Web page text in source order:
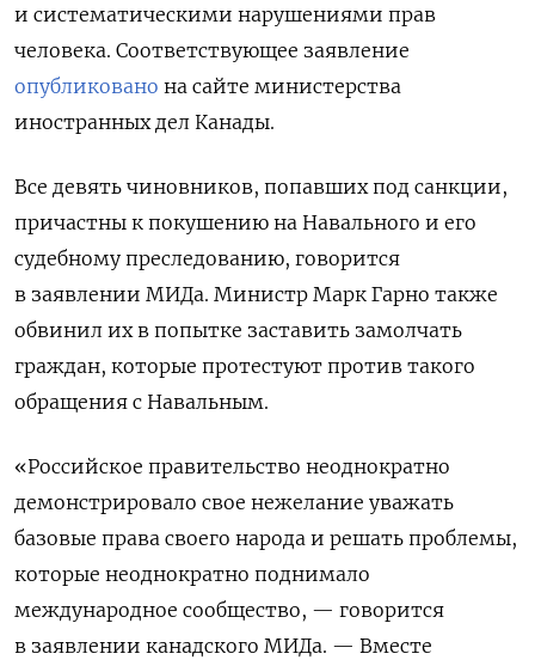
и систематическими нарушениями прав
человека. Соответствующее заявление
опубликовано на сайте министерства
иностранных дел Канады.
Все девять чиновников, попавших под санкции,
причастны к покушению на Навального и его
судебному преследованию, говорится
в заявлении МИДа. Министр Марк Гарно также
обвинил их в попытке заставить замолчать
граждан, которые протестуют против такого
обращения с Навальным.
«Российское правительство неоднократно
демонстрировало свое нежелание уважать
базовые права своего народа и решать проблемы,
которые неоднократно поднимало
международное сообщество, — говорится
в заявлении канадского МИДа. — Вместе